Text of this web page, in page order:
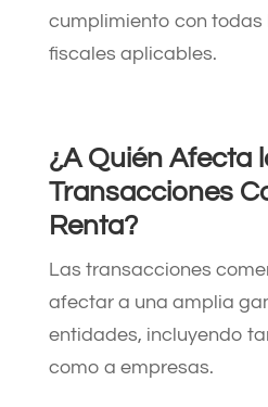
cumplimiento con todas
fiscales aplicables.
¿A Quién Afecta
Transacciones
Renta?
Las transacciones
afectar a una amplia
entidades, incluyendo
como a empresas.